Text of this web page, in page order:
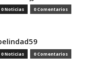
0 Noticias 0 Comentarios
0 Noticias 0 Comentarios